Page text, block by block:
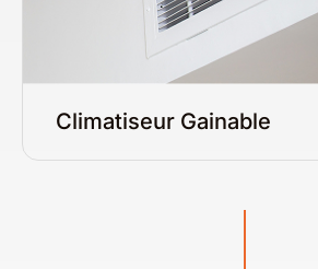
Climatiseur Gainable